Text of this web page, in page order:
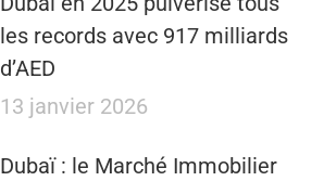
les records avec 917 milliards
d’AED
13 janvier 2026
Dubaï : le Marché Immobilier